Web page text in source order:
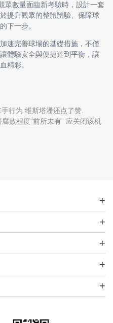
眾數量面臨新考驗時，設計一套
提升觀眾的整體體驗、保障球
下一步。
速完善球場的基礎措施，不僅
體驗安全與便捷達到平衡，讓
精彩。
行为 维斯塔潘还点了赞.
败程度“前所未有” 应关闭该机